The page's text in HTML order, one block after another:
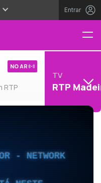
Entrar
RTP
NO AR
TV
RTP
- NETWORK